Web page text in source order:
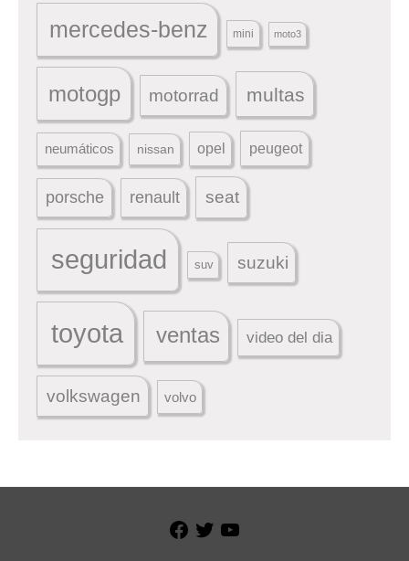
mercedes-benz mini moto3
motogp motorrad multas
neumáticos nissan opel peugeot
porsche renault seat
seguridad suv suzuki
toyota ventas video del dia
volkswagen volvo
Facebook
Twitter